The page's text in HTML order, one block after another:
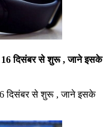
दिसंबर से शुरू , जाने इसके
दिसंबर से शुरू , जाने इसके